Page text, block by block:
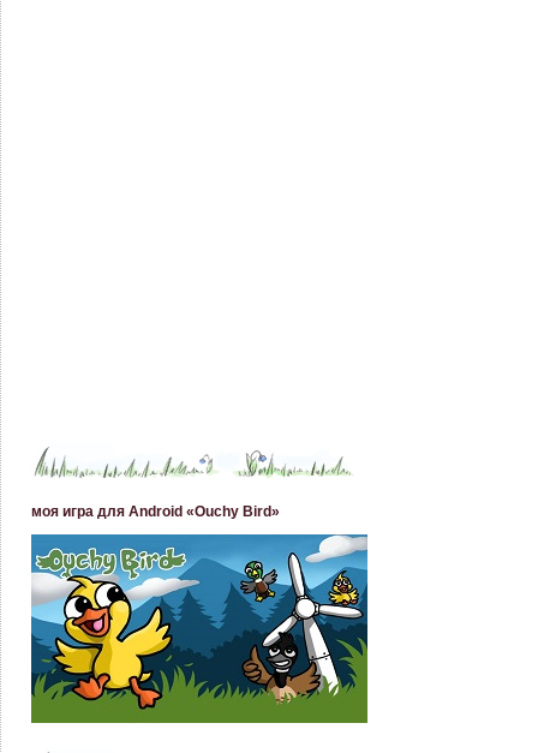
моя игра для Android «Ouchy Bird»